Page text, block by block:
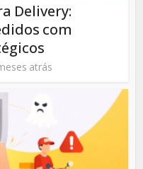
Delivery:
com
atrás